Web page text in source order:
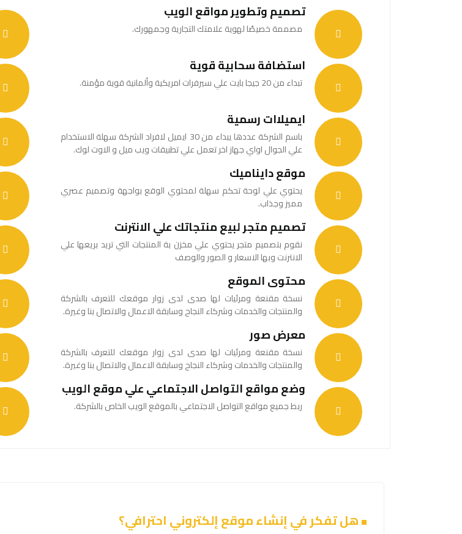
تصميم وتطوير مواقع الويب
مصممة خصيصًا لهوية علامتك التجارية وجمهورك.
استضافة سحابية قوية
تبداء من 20 جيجا بايت علي سيرفرات امريكية وألمانية قوية مؤمنة.
ايميلاات رسمية
باسم الشركة عددها يبداء من 30 ايميل لافراد الشركة سهلة الاستخدام
علي الجوال اواي جهاز اخر تعمل علي تطبيقات ويب ميل و الاوت لوك.
موقع دايناميك
يحتوي علي لوحة تحكم سهلة لمحتوي الوقع بواجهة وتصميم عصري
مميز وجذاب.
تصميم متجر لبيع منتجاتك علي الانترنت
نقوم بتصميم متجر يحتوي علي مخزن بة المنتجات التي تريد بريعها علي
الانترنت وبها الاسعار و الصور والوصف
محتوى الموقع
نسخة مقنعة ومرئيات لها صدى لدى زوار موقعك للتعرف بالشركة
والمنتجات والخدمات وشركاء النجاح وسابقة الاعمال والاتصال بنا وغيرة.
معرض صور
نسخة مقنعة ومرئيات لها صدى لدى زوار موقعك للتعرف بالشركة
والمنتجات والخدمات وشركاء النجاح وسابقة الاعمال والاتصال بنا وغيرة.
وضع مواقع التواصل الاجتماعي علي موقع الويب
ربط جميع مواقع التواصل الاجتماعي بالموقع الويب الخاص بالشركة.
هل تفكر في إنشاء موقع إلكتروني احترافي؟